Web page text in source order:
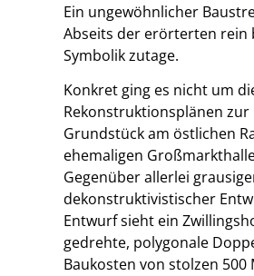
Ein ungewöhnlicher
Abseits der erörterten rein
Symbolik zutage.
Konkret ging es nicht um
Rekonstruktionsplänen
Grundstück am östlichen
ehemaligen
Gegenüber allerlei
dekonstruktivistischer
Entwurf sieht ein
gedrehte, polygonale
Baukosten von stolzen